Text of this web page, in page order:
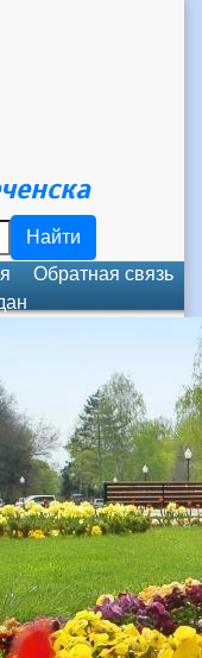
Найти
Обратная связь